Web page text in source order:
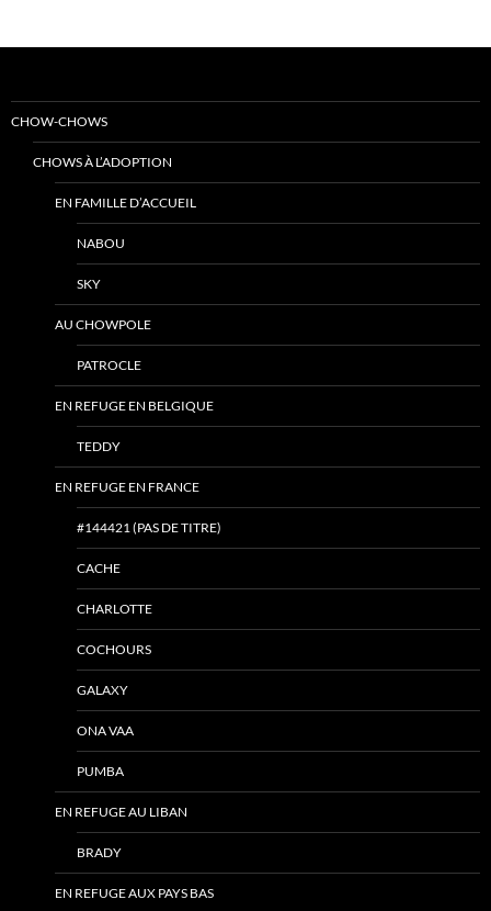
CHOW-CHOWS
CHOWS À L’ADOPTION
EN FAMILLE D’ACCUEIL
NABOU
SKY
AU CHOWPOLE
PATROCLE
EN REFUGE EN BELGIQUE
TEDDY
EN REFUGE EN FRANCE
#144421 (PAS DE TITRE)
CACHE
CHARLOTTE
COCHOURS
GALAXY
ONA VAA
PUMBA
EN REFUGE AU LIBAN
BRADY
EN REFUGE AUX PAYS BAS